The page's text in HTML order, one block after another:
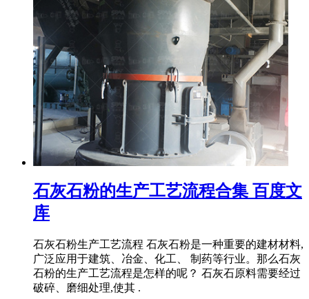
石灰石粉的生产工艺流程合集 百度文
库
石灰石粉生产工艺流程 石灰石粉是一种重要的建材材料,
广泛应用于建筑、冶金、化工、 制药等行业。那么石灰
石粉的生产工艺流程是怎样的呢？ 石灰石原料需要经过
破碎、磨细处理,使其 .